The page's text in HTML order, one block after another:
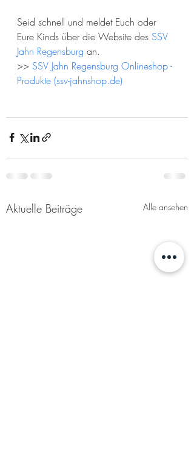
Seid schnell und meldet Euch oder
Eure Kinds über die Website des SSV
Jahn Regensburg an.
>> SSV Jahn Regensburg Onlineshop -
Produkte (ssv-jahnshop.de)
Aktuelle Beiträge Alle ansehen